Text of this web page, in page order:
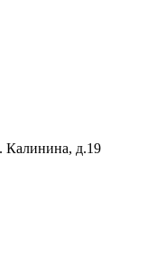
Калинина, д.19